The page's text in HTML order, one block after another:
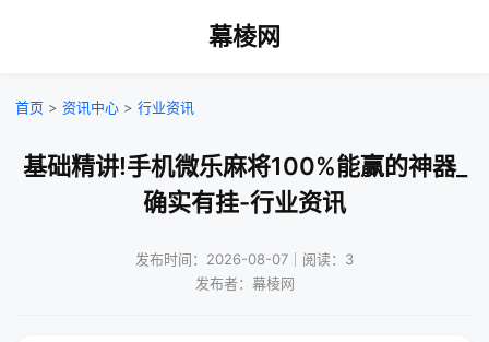
幕棱网
首页 > 资讯中心 > 行业资讯
基础精讲!手机微乐麻将100%能赢的神器_
确实有挂-行业资讯
发布时间：2026-08-07｜阅读：3
发布者：幕棱网